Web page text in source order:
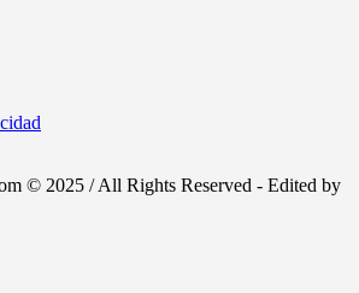
© 2025 / All Rights Reserved - Edited by